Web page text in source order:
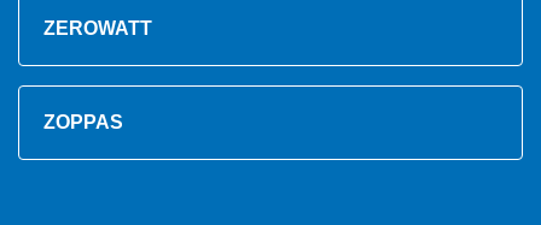
ZEROWATT
ZOPPAS